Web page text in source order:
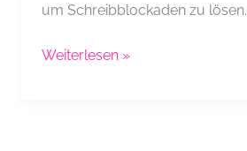
um Schreibblockaden zu lösen.
So
Weiterlesen »